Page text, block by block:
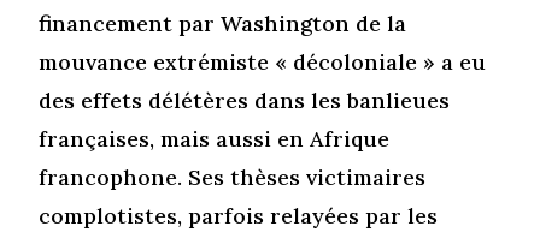
financement par Washington de la
mouvance extrémiste « décoloniale » a eu
des effets délétères dans les banlieues
françaises, mais aussi en Afrique
francophone. Ses thèses victimaires
complotistes, parfois relayées par les